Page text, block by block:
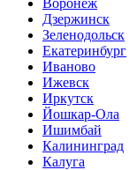
Воронеж
Дзержинск
Зеленодольск
Екатеринбург
Иваново
Ижевск
Иркутск
Йошкар-Ола
Ишимбай
Калининград
Калуга